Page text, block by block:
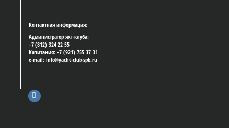
Контактная информация:
Администратор яхт-клуба:
+7 (812) 324 22 55
Капитания: +7 (921) 755 37 31
e-mail: info@yacht-club-spb.ru